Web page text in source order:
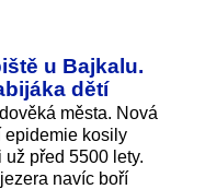
u Bajkalu.
dětí
města. Nová
epidemie kosily
před 5500 lety.
navíc boří